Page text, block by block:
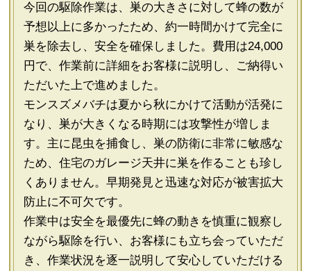
今回の駆除作業は、巣の大きさに対して蜂の数が
予想以上に多かったため、約一時間かけて完全に
巣を除去し、安全を確保しました。費用は24,000
円で、作業前に詳細をお客様に説明し、ご納得い
ただいた上で進めました。
モンスズメバチは夏から秋にかけて活動が活発に
なり、巣が大きくなる時期には攻撃性が増しま
す。主に昆虫を捕食し、巣の防衛に非常に敏感な
ため、住宅のガレージ天井に巣を作ることも珍し
くありません。早期発見と迅速な対応が被害拡大
防止に不可欠です。
作業中は安全を最優先に蜂の動きを慎重に観察し
ながら駆除を行い、お客様にも立ち会っていただ
き、作業状況を逐一説明して安心していただける